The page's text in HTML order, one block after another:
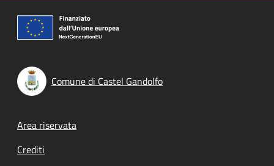
Comune di Castel Gandolfo
Footer menu
Area riservata
Crediti